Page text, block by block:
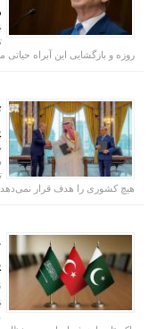
روزه و بازگشایی این آبراه حیاتی
هیچ کشوری را هدف قرار نمی‌دهد.